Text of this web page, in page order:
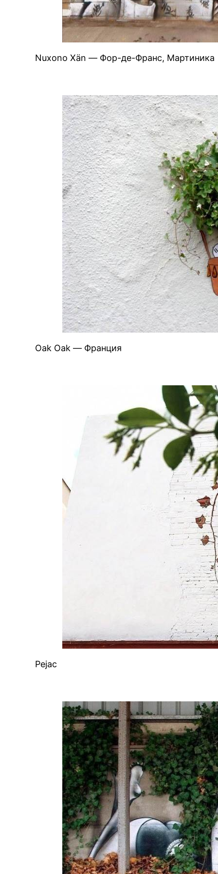
Nuxono Xän — Фор-де-Франс, Мартиника
Oak Oak — Франция
Pejac